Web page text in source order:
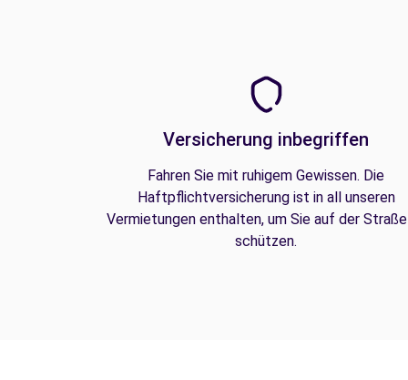
Versicherung inbegriffen
Fahren Sie mit ruhigem Gewissen. Die
Haftpflichtversicherung ist in all unseren
Vermietungen enthalten, um Sie auf der
schützen.